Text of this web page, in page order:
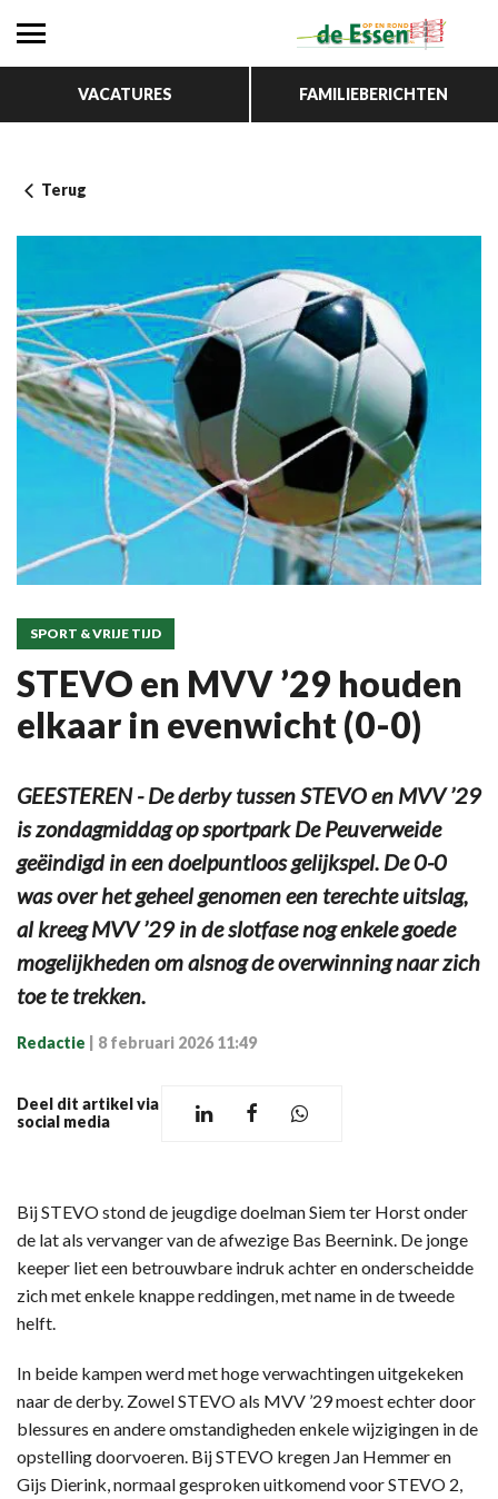
VACATURES FAMILIEBERICHTEN
Terug
SPORT & VRIJE TIJD
STEVO en MVV ’29 houden
elkaar in evenwicht (0-0)
GEESTEREN - De derby tussen STEVO en MVV ’29
is zondagmiddag op sportpark De Peuverweide
geëindigd in een doelpuntloos gelijkspel. De 0-0
was over het geheel genomen een terechte uitslag,
al kreeg MVV ’29 in de slotfase nog enkele goede
mogelijkheden om alsnog de overwinning naar zich
toe te trekken.
Redactie 8 februari 2026 11:49
Deel dit artikel via
social media
Bij STEVO stond de jeugdige doelman Siem ter Horst onder
de lat als vervanger van de afwezige Bas Beernink. De jonge
keeper liet een betrouwbare indruk achter en onderscheidde
zich met enkele knappe reddingen, met name in de tweede
helft.
In beide kampen werd met hoge verwachtingen uitgekeken
naar de derby. Zowel STEVO als MVV ’29 moest echter door
blessures en andere omstandigheden enkele wijzigingen in de
opstelling doorvoeren. Bij STEVO kregen Jan Hemmer en
Gijs Dierink, normaal gesproken uitkomend voor STEVO 2,